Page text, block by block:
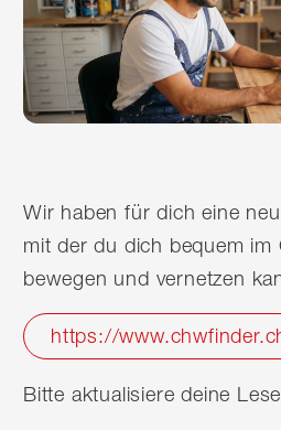
Wir haben für dich eine
mit der du dich bequem im
bewegen und vernetzen
https://
Bitte aktualisiere deine